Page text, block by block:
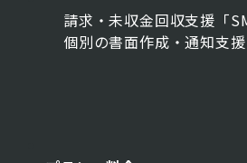
請求・未収金回収支援「
個別の書面作成・通知支援